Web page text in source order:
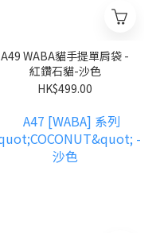
A49 WABA貓手提單肩袋 -
紅鑽石貓-沙色
HK$499.00